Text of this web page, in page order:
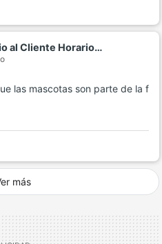
al Cliente Horario…
las mascotas son parte de la f
más